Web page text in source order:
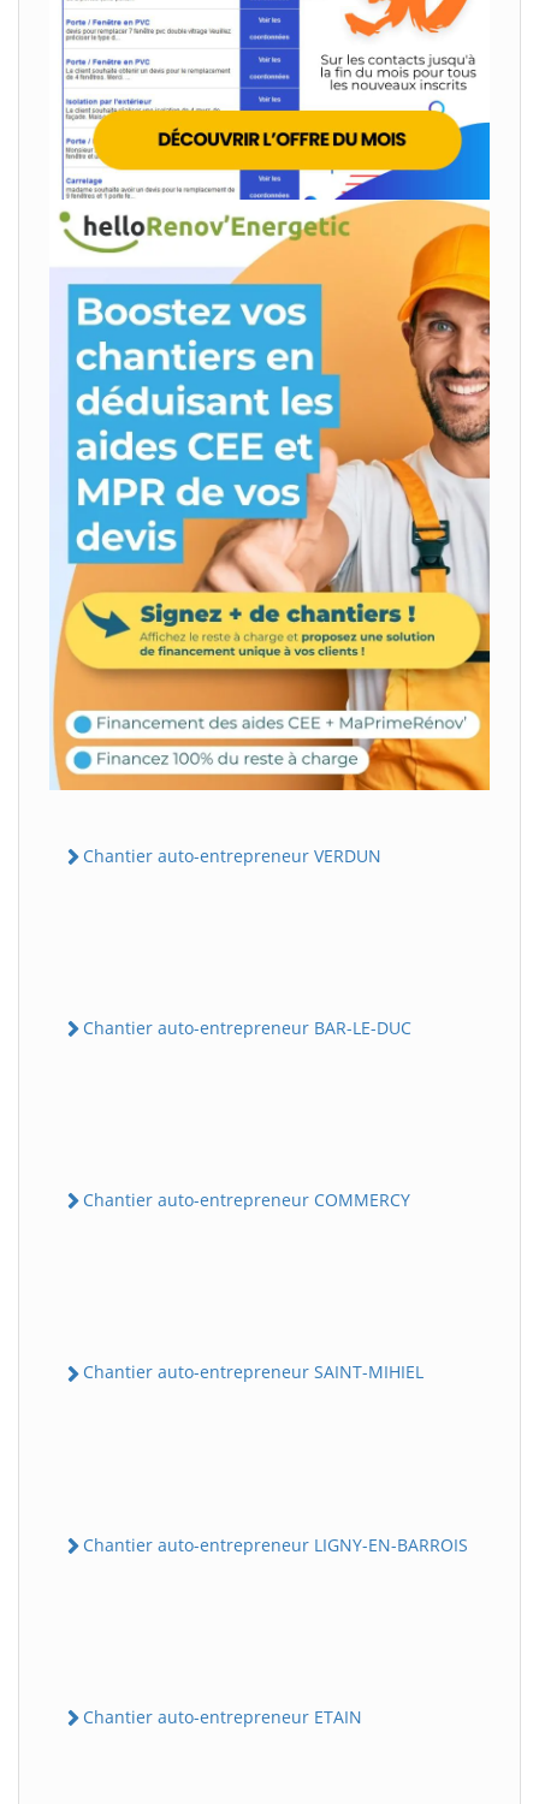
Chantier auto-entrepreneur VERDUN
Chantier auto-entrepreneur BAR-LE-DUC
Chantier auto-entrepreneur COMMERCY
Chantier auto-entrepreneur SAINT-MIHIEL
Chantier auto-entrepreneur LIGNY-EN-BARROIS
Chantier auto-entrepreneur ETAIN